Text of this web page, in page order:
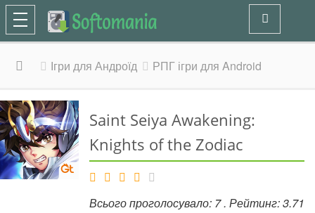
Ігри для Андроїд РПГ ігри для Android
Saint Seiya Awakening:
Knights of the Zodiac
Всього проголосувало: 7. Рейтинг:3.71